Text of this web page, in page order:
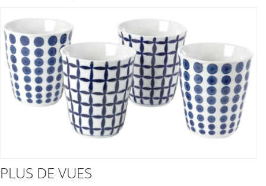
PLUS DE VUES